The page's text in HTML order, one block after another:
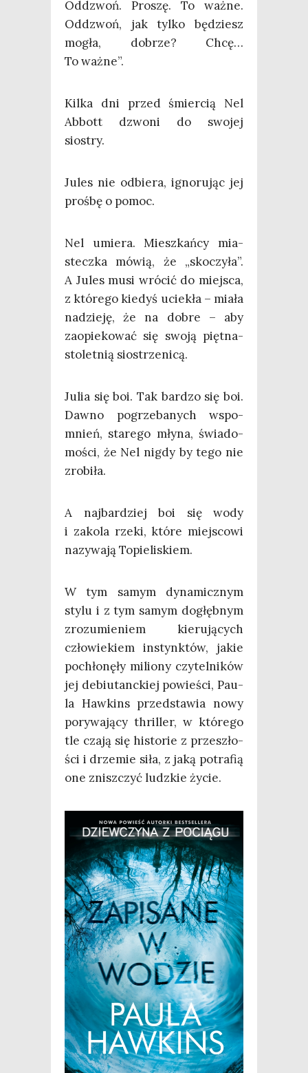
Oddzwoń. Pro­szę. To waż­ne.
Oddzwoń, jak tyl­ko będziesz
mogła, dobrze? Chcę…
To ważne”.
Kil­ka dni przed śmier­cią Nel
Abbott dzwo­ni do swo­jej
siostry.
Jules nie odbie­ra, igno­ru­jąc jej
proś­bę o pomoc.
Nel umie­ra. Miesz­kań­cy mia­
stecz­ka mówią, że „sko­czy­ła”.
A Jules musi wró­cić do miej­sca,
z któ­re­go kie­dyś ucie­kła – mia­ła
nadzie­ję, że na dobre – aby
zaopie­ko­wać się swo­ją pięt­na­
sto­let­nią siostrzenicą.
Julia się boi. Tak bar­dzo się boi.
Daw­no pogrze­ba­nych wspo­
mnień, sta­re­go mły­na, świa­do­
mo­ści, że Nel nigdy by tego nie
zrobiła.
A naj­bar­dziej boi się wody
i zako­la rze­ki, któ­re miej­sco­wi
nazy­wa­ją Topieliskiem.
W tym samym dyna­micz­nym
sty­lu i z tym samym dogłęb­nym
zro­zu­mie­niem kie­ru­ją­cych
czło­wie­kiem instynk­tów, jakie
pochło­nę­ły milio­ny czy­tel­ni­ków
jej debiu­tanc­kiej powie­ści, Pau­
la Haw­kins przed­sta­wia nowy
pory­wa­ją­cy thril­ler, w któ­re­go
tle cza­ją się histo­rie z prze­szło­
ści i drze­mie siła, z jaką potra­fią
one znisz­czyć ludz­kie życie.